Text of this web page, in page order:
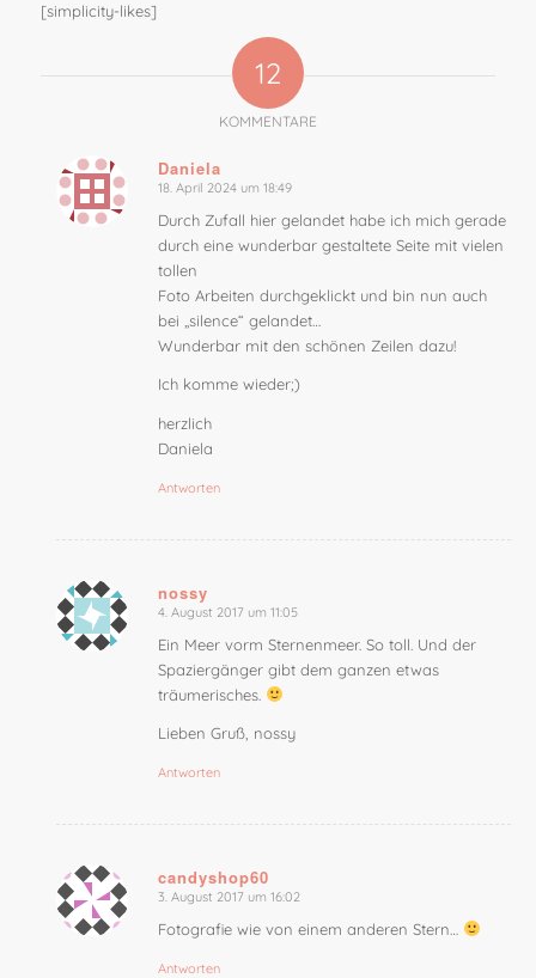
[simplicity-likes]
12
KOMMENTARE
Daniela
sagte:
18. April 2024 um 18:49
Durch Zufall hier gelandet habe ich mich gerade
durch eine wunderbar gestaltete Seite mit vielen
tollen
Foto Arbeiten durchgeklickt und bin nun auch
bei „silence“ gelandet…
Wunderbar mit den schönen Zeilen dazu!
Ich komme wieder;)
herzlich
Daniela
Antworten
nossy
sagte:
4. August 2017 um 11:05
Ein Meer vorm Sternenmeer. So toll. Und der
Spaziergänger gibt dem ganzen etwas
träumerisches.
Lieben Gruß, nossy
Antworten
candyshop60
sagte:
3. August 2017 um 16:02
Fotografie wie von einem anderen Stern…
Antworten